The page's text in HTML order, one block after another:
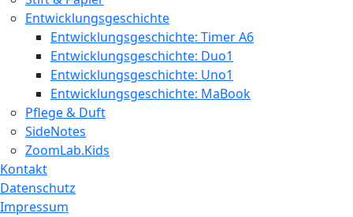
Entwicklungsgeschichte
Entwicklungsgeschichte: Timer A6
Entwicklungsgeschichte: Duo1
Entwicklungsgeschichte: Uno1
Entwicklungsgeschichte: MaBook
Pflege & Duft
SideNotes
ZoomLab.Kids
Kontakt
Datenschutz
Impressum